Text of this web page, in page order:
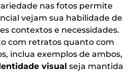
nas fotos permite
vejam sua habilidade de
contextos e necessidades.
com retratos quanto com
inclua exemplos de ambos,
visual seja mantida